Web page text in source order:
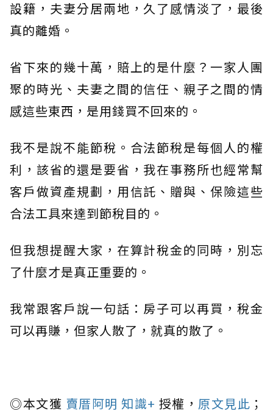
設籍，夫妻分居兩地，久了感情淡了，最後
真的離婚。
省下來的幾十萬，賠上的是什麼？一家人團
聚的時光、夫妻之間的信任、親子之間的情
感這些東西，是用錢買不回來的。
我不是說不能節稅。合法節稅是每個人的權
利，該省的還是要省，我在事務所也經常幫
客戶做資產規劃，用信託、贈與、保險這些
合法工具來達到節稅目的。
但我想提醒大家，在算計稅金的同時，別忘
了什麼才是真正重要的。
我常跟客戶說一句話：房子可以再買，稅金
可以再賺，但家人散了，就真的散了。
◎本文獲 賣厝阿明 知識+ 授權， 原文見此 ；